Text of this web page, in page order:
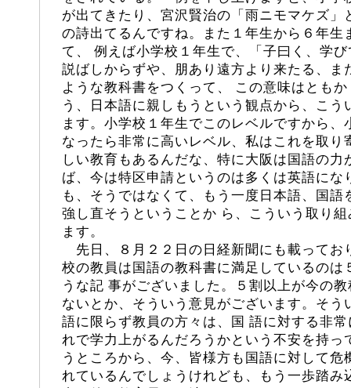
が出てきたり、宮沢賢治の「雨ニモマケズ」
の詩出てるんですね。また１年生から６年生
て、 例えば小学校１年生で、「子曰く、学
説ばしからずや、朋あり遠方より来たる、ま
ような教科書をつくって、 この意味はとも
う、日本語に親しもうという観点から、こう
ます。小学校１年生でこのレベルですから、
なったら非常に高いレベル、私はこれを取り
しい教育もあるんだな、特に大阪は国語の力
ば、今は特区申請というのは多くは英語にな
も、そうではなくて、もう一度日本語、国語
強し直そうということか ら、こういう取り
ます。
先日、８月２２日の日経新聞にも載ってお
校の教員は国語の教科書に満足しているのは
うな記 事がございました。５割以上が今の
ないとか、そういう意見がございます。そう
語に限らず教員の方々は、国 語に対する非
れで学力上がるんだろうかという不安を持っ
うところから、今、皆様方も国語に対して危
れているんでしょうけれども、もう一歩踏み